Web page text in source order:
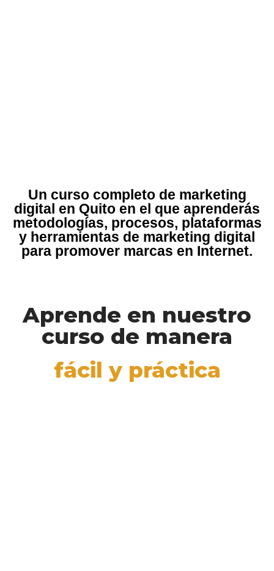
Un curso completo de marketing
digital en Quito en el que aprenderás
metodologías, procesos, plataformas
y herramientas de marketing digital
para promover marcas en Internet.
Aprende en nuestro
curso de manera
fácil y práctica